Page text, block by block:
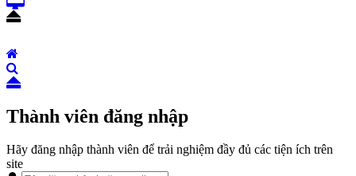
Thành viên đăng nhập
Hãy đăng nhập thành viên để trải nghiệm đầy đủ các tiện ích trên
site